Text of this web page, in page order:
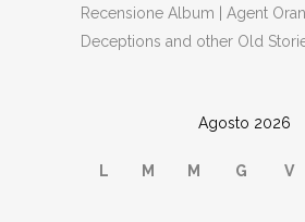
Recensione Album | Agent
Deceptions and other Old
Agosto 2026
L M M G V